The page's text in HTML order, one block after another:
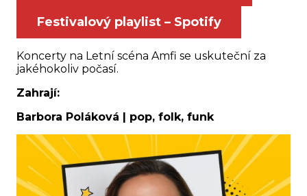
Festivalový playlist – Spotify
Koncerty na Letní scéna Amfi se uskuteční za
jakéhokoliv počasí.
Zahrají:
Barbora Poláková | pop, folk, funk